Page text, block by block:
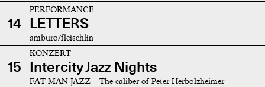
14
PERFORMANCE
LETTERS
amburo/fleischlin
15
KONZERT
Intercity Jazz Nights
FAT MAN JAZZ – The caliber of Peter Herbolzheimer